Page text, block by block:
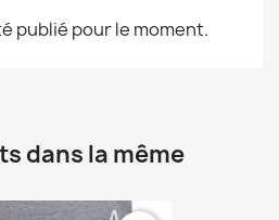
publié pour le moment.
dans la même